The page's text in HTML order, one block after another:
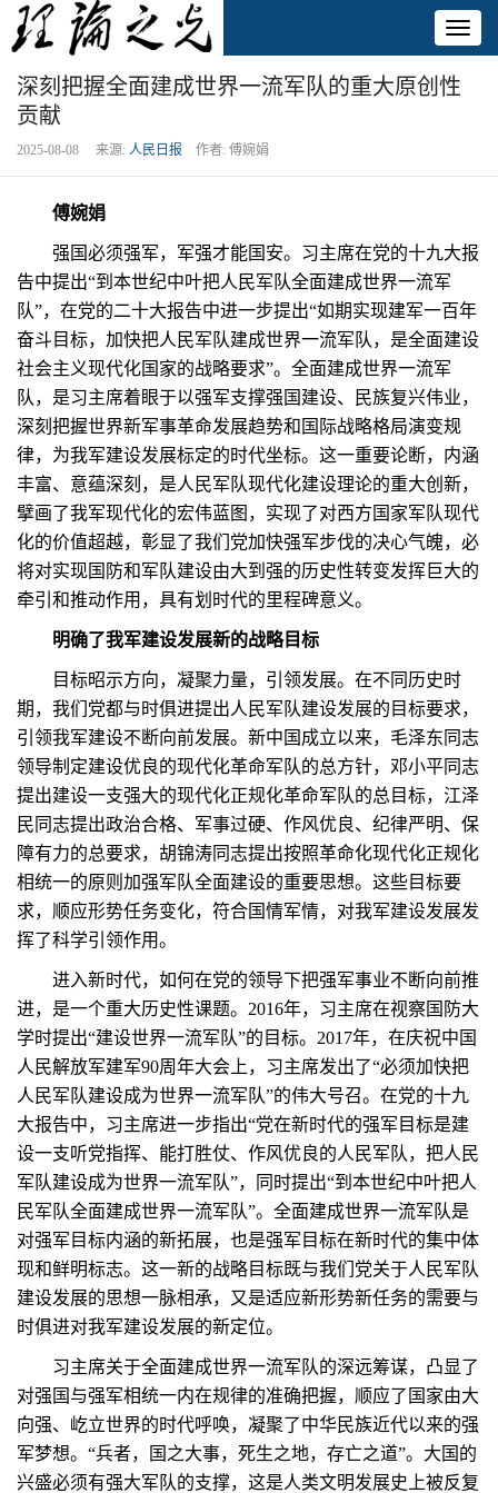
深刻把握全面建成世界一流军队的重大原创性
贡献
2025-08-08 来源: 人民日报 作者: 傅婉娟
傅婉娟
强国必须强军，军强才能国安。习主席在党的十九大报
告中提出“到本世纪中叶把人民军队全面建成世界一流军
队”，在党的二十大报告中进一步提出“如期实现建军一百年
奋斗目标，加快把人民军队建成世界一流军队，是全面建设
社会主义现代化国家的战略要求”。全面建成世界一流军
队，是习主席着眼于以强军支撑强国建设、民族复兴伟业，
深刻把握世界新军事革命发展趋势和国际战略格局演变规
律，为我军建设发展标定的时代坐标。这一重要论断，内涵
丰富、意蕴深刻，是人民军队现代化建设理论的重大创新，
擘画了我军现代化的宏伟蓝图，实现了对西方国家军队现代
化的价值超越，彰显了我们党加快强军步伐的决心气魄，必
将对实现国防和军队建设由大到强的历史性转变发挥巨大的
牵引和推动作用，具有划时代的里程碑意义。
明确了我军建设发展新的战略目标
目标昭示方向，凝聚力量，引领发展。在不同历史时
期，我们党都与时俱进提出人民军队建设发展的目标要求，
引领我军建设不断向前发展。新中国成立以来，毛泽东同志
领导制定建设优良的现代化革命军队的总方针，邓小平同志
提出建设一支强大的现代化正规化革命军队的总目标，江泽
民同志提出政治合格、军事过硬、作风优良、纪律严明、保
障有力的总要求，胡锦涛同志提出按照革命化现代化正规化
相统一的原则加强军队全面建设的重要思想。这些目标要
求，顺应形势任务变化，符合国情军情，对我军建设发展发
挥了科学引领作用。
进入新时代，如何在党的领导下把强军事业不断向前推
进，是一个重大历史性课题。2016年，习主席在视察国防大
学时提出“建设世界一流军队”的目标。2017年，在庆祝中国
人民解放军建军90周年大会上，习主席发出了“必须加快把
人民军队建设成为世界一流军队”的伟大号召。在党的十九
大报告中，习主席进一步指出“党在新时代的强军目标是建
设一支听党指挥、能打胜仗、作风优良的人民军队，把人民
军队建设成为世界一流军队”，同时提出“到本世纪中叶把人
民军队全面建成世界一流军队”。全面建成世界一流军队是
对强军目标内涵的新拓展，也是强军目标在新时代的集中体
现和鲜明标志。这一新的战略目标既与我们党关于人民军队
建设发展的思想一脉相承，又是适应新形势新任务的需要与
时俱进对我军建设发展的新定位。
习主席关于全面建成世界一流军队的深远筹谋，凸显了
对强国与强军相统一内在规律的准确把握，顺应了国家由大
向强、屹立世界的时代呼唤，凝聚了中华民族近代以来的强
军梦想。“兵者，国之大事，死生之地，存亡之道”。大国的
兴盛必须有强大军队的支撑，这是人类文明发展史上被反复